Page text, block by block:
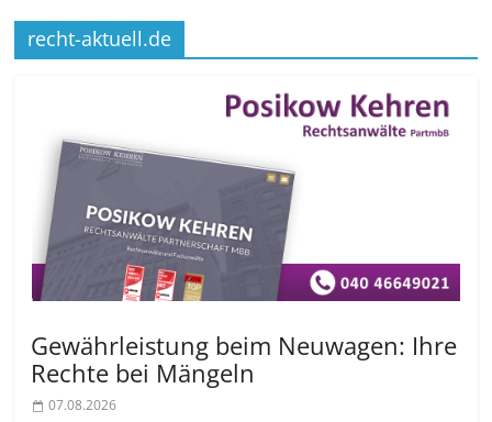
recht-aktuell.de
Gewährleistung beim Neuwagen: Ihre
Rechte bei Mängeln
07.08.2026